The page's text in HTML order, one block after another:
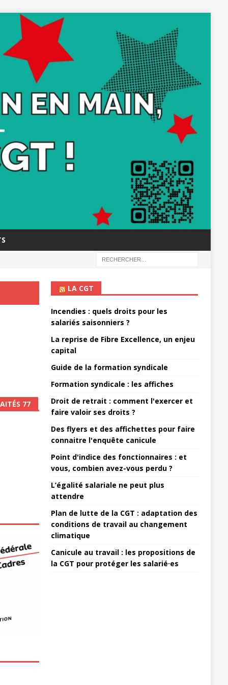
77
LA CGT
Incendies : quels droits pour les
salariés saisonniers ?
La reprise de Fibre Excellence, un enjeu
capital
Guide de la formation syndicale
Formation syndicale : les affiches
Droit de retrait : comment l'exercer et
faire valoir ses droits ?
Des flyers et des affichettes pour faire
connaitre l'enquête canicule
Point d'indice des fonctionnaires : et
vous, combien avez-vous perdu ?
L’égalité salariale ne peut plus
attendre
Plan de lutte de la CGT : adaptation des
conditions de travail au changement
climatique
Canicule au travail : les propositions de
la CGT pour protéger les salarié·es